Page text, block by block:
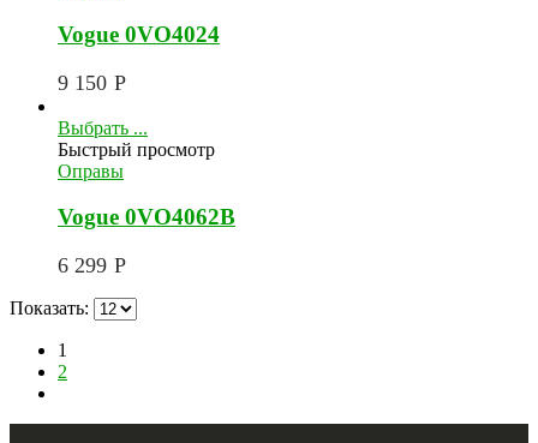
Vogue 0VO4024
9 150 Р
Выбрать ...
Быстрый просмотр
Оправы
Vogue 0VO4062B
6 299 Р
Показать:
1
2